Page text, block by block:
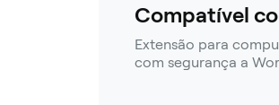
Compatível
Extensão para
com segurança a